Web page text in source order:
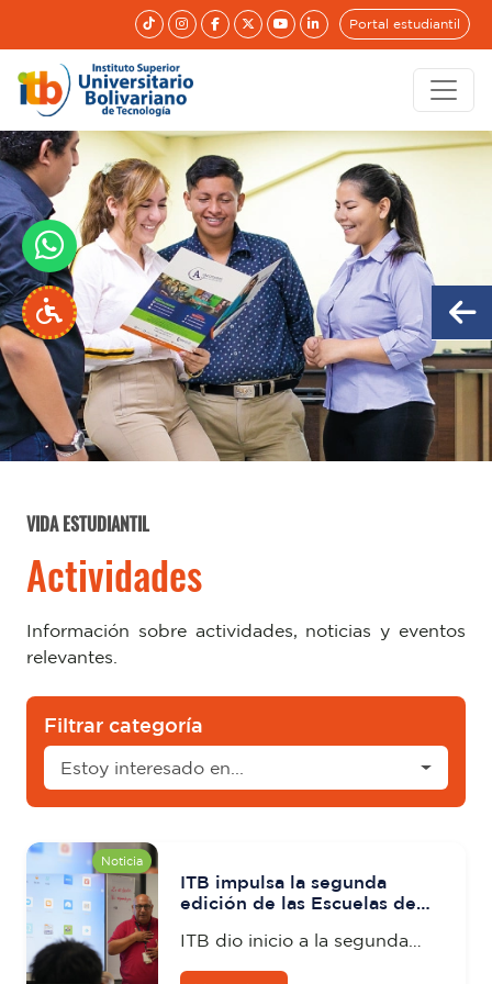
Portal estudiantil
VIDA ESTUDIANTIL
Actividades
Información sobre actividades, noticias y eventos
relevantes.
Filtrar categoría
Estoy interesado en...
Noticia
ITB impulsa la segunda
edición de las Escuelas de
Ciudadana para estudiantes
ITB dio inicio a la segunda
edición 2026 de las Escuelas